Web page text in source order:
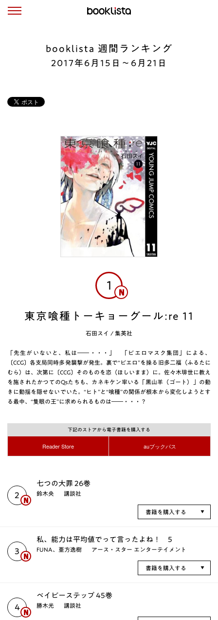
booklista 週間ランキング
2017年6月15日〜6月21日
1
東京喰種トーキョーグール:re 11
石田スイ / 集英社
「先生がいないと、私は――・・・」 「ピエロマスク集団」による、
〔CCG〕各支局同時多発襲撃が発生。裏で“ピエロ”を操る旧多二福（ふるたに
むら）は、次第に〔CCG〕そのものを恣（ほしいまま）に。佐々木琲世に教え
を施されたかつてのQsたちも、カネキケン率いる「黒山羊（ゴート）」の動
きに動揺を隠せないでいた。“ヒト”と“喰種”の関係が根本から変化しようとす
る最中、“隻眼の王”に求められるものは――・・・？
下記のストアから電子書籍を購入する
Reader Store auブックパス
2
七つの大罪 26巻
鈴木央 講談社
書籍を購入する
3
私、能力は平均値でって言ったよね！ 5
FUNA、亜方逸樹 アース・スター エンターテイメント
書籍を購入する
4
ベイビーステップ 45巻
勝木光 講談社